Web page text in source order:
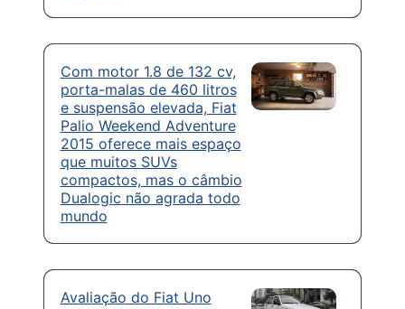
Com motor 1.8 de 132 cv,
porta-malas de 460 litros
e suspensão elevada, Fiat
Palio Weekend Adventure
2015 oferece mais espaço
que muitos SUVs
compactos, mas o câmbio
Dualogic não agrada todo
mundo
Avaliação do Fiat Uno